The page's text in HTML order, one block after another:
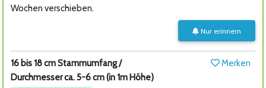
Wochen verschieben.
Nur erinnern
16 bis 18 cm Stammumfang /
Durchmesser ca. 5-6 cm (in 1m Höhe)
Merken